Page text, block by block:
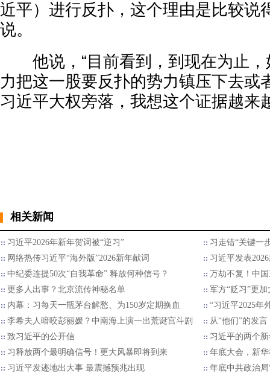
近平）进行反扑，这个理由是比较说
说。
他说，“目前看到，到现在为止，
力把这一股要反扑的势力镇压下去或
习近平大权旁落，我想这个证据越来
相关新闻
习近平2026年新年贺词被“逆习”
习走错“关键一
网络热传习近平“海外版”2026新年献词
习近平发表
中纪委连提50次“自我革命” 释放何种信号？
万劫不复！中
更多人出事？北京流传神秘名单
军方“贬习”更加
内幕：习每天一瓶茅台解愁、为150岁定期换血
“习近平2025年
李希夫人暗咬彭丽媛？中南海上演一出荒诞宫斗剧
从“他们”的发
致习近平的公开信
习近平的两个
习释放两个最明确信号！更大风暴即将到来
年底大会，新
习近平发迹地出大事 最震撼预兆出现
年底中共政治